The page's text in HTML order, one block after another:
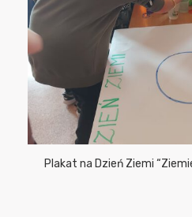
Plakat na Dzień Ziemi